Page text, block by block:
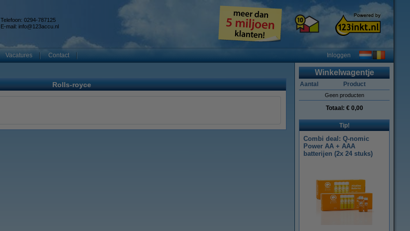
Telefoon: 0294-787125
E-mail: info@123accu.nl
Vacatures Contact Inloggen
Rolls-royce
Winkelwagentje
Aantal Product
Geen producten
Totaal: € 0,00
Tip!
Combi deal: Q-nomic
Power AA + AAA
batterijen (2x 24 stuks)